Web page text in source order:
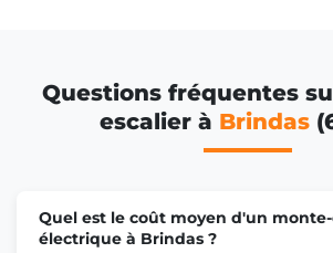
Questions fréquentes
escalier à Brindas
Quel est le coût moyen d'un
électrique à Brindas ?